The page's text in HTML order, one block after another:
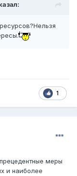
1
меры
и наиболее